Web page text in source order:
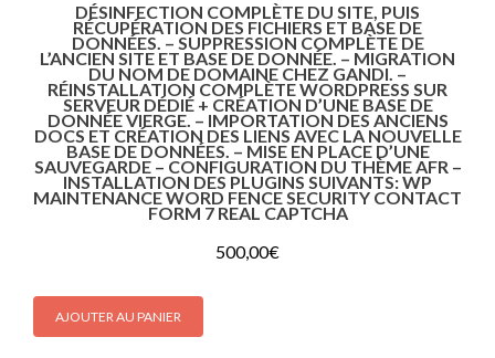
DÉSINFECTION COMPLÈTE DU SITE, PUIS
RÉCUPÉRATION DES FICHIERS ET BASE DE
DONNÉES. – SUPPRESSION COMPLÈTE DE
L’ANCIEN SITE ET BASE DE DONNÉE. – MIGRATION
DU NOM DE DOMAINE CHEZ GANDI. –
RÉINSTALLATION COMPLÈTE WORDPRESS SUR
SERVEUR DÉDIÉ + CRÉATION D’UNE BASE DE
DONNÉE VIERGE. – IMPORTATION DES ANCIENS
DOCS ET CRÉATION DES LIENS AVEC LA NOUVELLE
BASE DE DONNÉES. – MISE EN PLACE D’UNE
SAUVEGARDE – CONFIGURATION DU THÈME AFR –
INSTALLATION DES PLUGINS SUIVANTS: WP
MAINTENANCE WORD FENCE SECURITY CONTACT
FORM 7 REAL CAPTCHA
500,00€
AJOUTER AU PANIER